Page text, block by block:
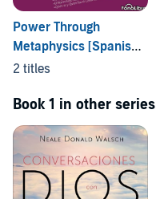
Power Through
Metaphysics [Spanish
Edition]
2 titles
Book 1 in other series